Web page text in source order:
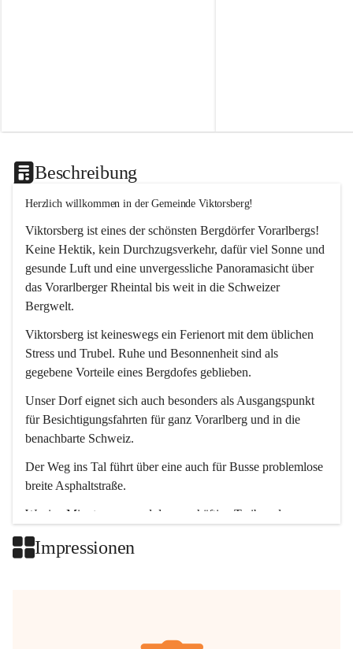
Beschreibung
Herzlich willkommen in der Gemeinde Viktorsberg!
Viktorsberg ist eines der schönsten Bergdörfer Vorarlbergs!
Keine Hektik, kein Durchzugsverkehr, dafür viel Sonne und
gesunde Luft und eine unvergessliche Panoramasicht über
das Vorarlberger Rheintal bis weit in die Schweizer
Bergwelt.
Viktorsberg ist keineswegs ein Ferienort mit dem üblichen
Stress und Trubel. Ruhe und Besonnenheit sind als
gegebene Vorteile eines Bergdofes geblieben.
Unser Dorf eignet sich auch besonders als Ausgangspunkt
für Besichtigungsfahrten für ganz Vorarlberg und in die
benachbarte Schweiz.
Der Weg ins Tal führt über eine auch für Busse problemlose
breite Asphaltstraße.
Wenige Minuten nur, und das geschäftige Treiben der
Impressionen